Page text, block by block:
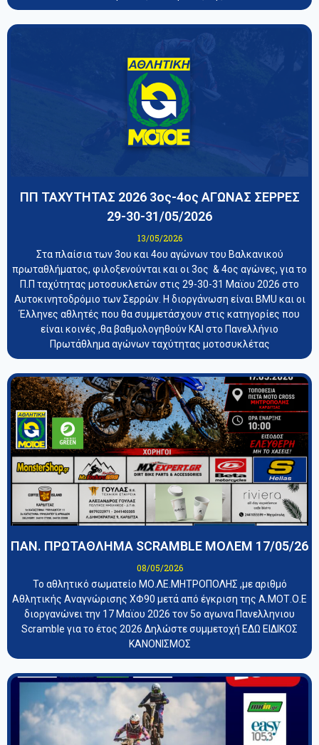
ΠΠ ΤΑΧΥΤΗΤΑΣ 2026 3ος-4ος ΑΓΩΝΑΣ ΣΕΡΡΕΣ
29-30-31/05/2026
13/05/2026
Στα πλαίσια των 3ου και 4ου αγώνων του Βαλκανικού
πρωταθλήματος, φιλοξενούνται και οι 3ος & 4ος αγώνες, για το
Π.Π ταχύτητας μοτοσυκλετών στις 29-30-31 Μαϊου 2026 στο
Αυτοκινητοδρόμιο των Σερρών. Η διοργάνωση είναι BMU και οι
Έλληνες αθλητές που θα συμμετάσχουν στις κατηγορίες που
είναι κοινές ,θα βαθμολογηθούν ΚΑΙ στο Πανελλήνιο
Πρωτάθλημα αγώνων ταχύτητας μοτοσυκλέτας
ΠΑΝ. ΠΡΩΤΑΘΛΗΜΑ SCRAMBLE ΜΟΛΕΜ 17/05/26
08/05/2026
Το αθλητικό σωματείο ΜΟ.ΛΕ.ΜΗΤΡΟΠΟΛΗΣ ,με αριθμό
Αθλητικής Αναγνώρισης ΧΦ90 μετά από έγκριση της Α.ΜΟΤ.Ο.Ε
διοργανώνει την 17 Μαϊου 2026 τον 5ο αγωνα Πανελληνιου
Scramble για το έτος 2026 Δηλώστε συμμετοχή ΕΔΩ ΕΙΔΙΚΟΣ
ΚΑΝΟΝΙΣΜΟΣ